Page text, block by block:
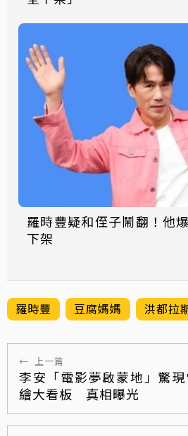
羅時豐疑和侄子鬧翻！他
下架
羅時豐 豆腐媽媽 洪都拉
← 上一篇
李安「電影夢啟蒙地」驚
繪大看板 真相曝光